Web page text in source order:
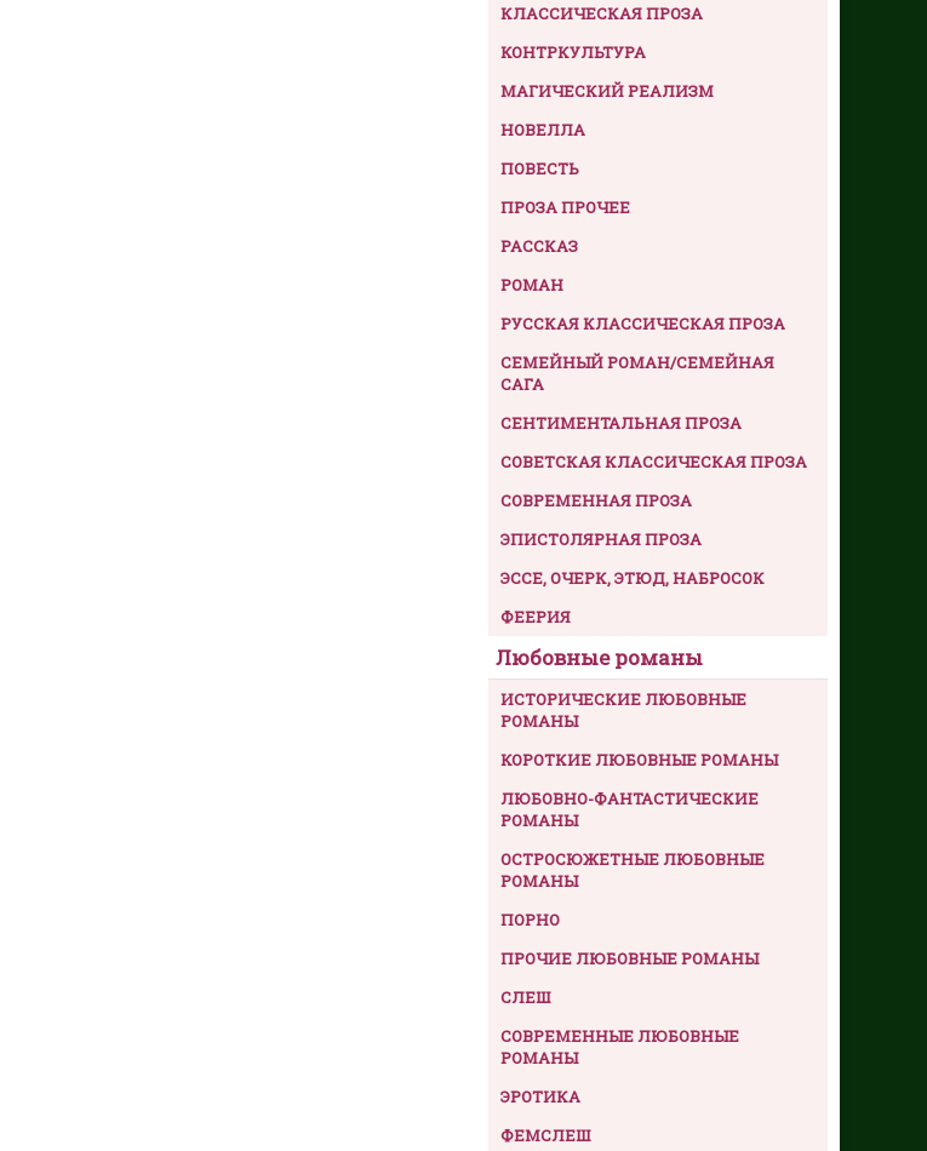
КЛАССИЧЕСКАЯ ПРОЗА
КОНТРКУЛЬТУРА
МАГИЧЕСКИЙ РЕАЛИЗМ
НОВЕЛЛА
ПОВЕСТЬ
ПРОЗА ПРОЧЕЕ
РАССКАЗ
РОМАН
РУССКАЯ КЛАССИЧЕСКАЯ ПРОЗА
СЕМЕЙНЫЙ РОМАН/СЕМЕЙНАЯ
САГА
СЕНТИМЕНТАЛЬНАЯ ПРОЗА
СОВЕТСКАЯ КЛАССИЧЕСКАЯ ПРОЗА
СОВРЕМЕННАЯ ПРОЗА
ЭПИСТОЛЯРНАЯ ПРОЗА
ЭССЕ, ОЧЕРК, ЭТЮД, НАБРОСОК
ФЕЕРИЯ
Любовные романы
ИСТОРИЧЕСКИЕ ЛЮБОВНЫЕ
РОМАНЫ
КОРОТКИЕ ЛЮБОВНЫЕ РОМАНЫ
ЛЮБОВНО-ФАНТАСТИЧЕСКИЕ
РОМАНЫ
ОСТРОСЮЖЕТНЫЕ ЛЮБОВНЫЕ
РОМАНЫ
ПОРНО
ПРОЧИЕ ЛЮБОВНЫЕ РОМАНЫ
СЛЕШ
СОВРЕМЕННЫЕ ЛЮБОВНЫЕ
РОМАНЫ
ЭРОТИКА
ФЕМСЛЕШ